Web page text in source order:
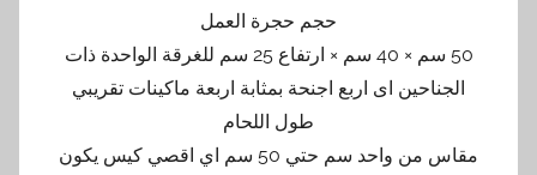
حجم حجرة العمل
50 سم × 40 سم × ارتفاع 25 سم للغرقة الواحدة ذات
الجناحين اى اربع اجنحة بمثابة اربعة ماكينات تقريبي
طول اللحام
مقاس من واحد سم حتي 50 سم اي اقصي كيس يكون